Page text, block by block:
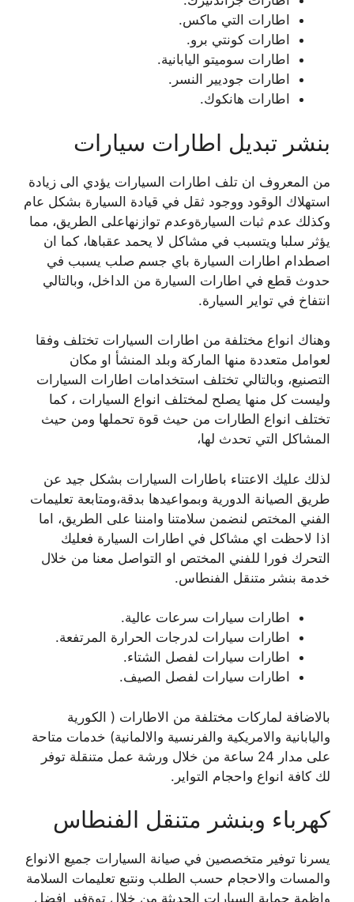
اطارات التي ماكس.
اطارات كونتي برو.
اطارات سوميتو اليابانية.
اطارات جوديير النسر.
اطارات هانكوك.
بنشر تبديل اطارات سيارات
من المعروف ان تلف اطارات السيارات يؤدي الى زيادة
استهلاك الوقود ووجود ثقل في قيادة السيارة بشكل عام
وكذلك عدم ثبات السيارةوعدم توازنهاعلى الطريق، مما
يؤثر سلبا ويتسبب في مشاكل لا يحمد عقباها، كما ان
اصطدام اطارات السيارة باي جسم صلب يسبب في
حدوث قطع في اطارات السيارة من الداخل، وبالتالي
انتفاخ في تواير السيارة.
وهناك انواع مختلفة من اطارات السيارات تختلف وفقا
لعوامل متعددة منها الماركة وبلد المنشأ او مكان
التصنيع، وبالتالي تختلف استخدامات اطارات السيارات
وليست كل منها يصلح لمختلف انواع السيارات ، كما
تختلف انواع الطارات من حيث قوة تحملها ومن حيث
المشاكل التي تحدث لها،
لذلك عليك الاعتناء باطارات السيارات بشكل جيد عن
طريق الصيانة الدورية وبمواعيدها بدقة،ومتابعة تعليمات
الفني المختص لنضمن سلامتنا وامننا على الطريق، اما
اذا لاحظت اي مشاكل في اطارات السيارة فعليك
التحرك فورا للفني المختص او التواصل معنا من خلال
خدمة بنشر متنقل الفنطاس.
اطارات سيارات سرعات عالية.
اطارات سيارات لدرجات الحرارة المرتفعة.
اطارات سيارات لفصل الشتاء.
اطارات سيارات لفصل الصيف.
بالاضافة لماركات مختلفة من الاطارات ( الكورية
واليابانية والامريكية والفرنسية والالمانية) خدمات متاحة
على مدار 24 ساعة من خلال ورشة عمل متنقلة توفر
لك كافة انواع واحجام التواير.
كهرباء وبنشر متنقل الفنطاس
يسرنا توفير متخصصين في صيانة السيارات جميع الانواع
والمسات والاحجام حسب الطلب ونتبع تعليمات السلامة
واظمة حماية السيارات الحديثة من خلال توةفير افضل